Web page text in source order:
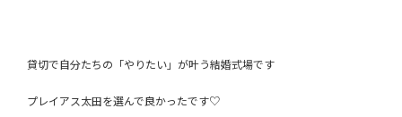
貸切で自分たちの「やりたい」が叶う結婚式場です
プレイアス太田を選んで良かったです♡